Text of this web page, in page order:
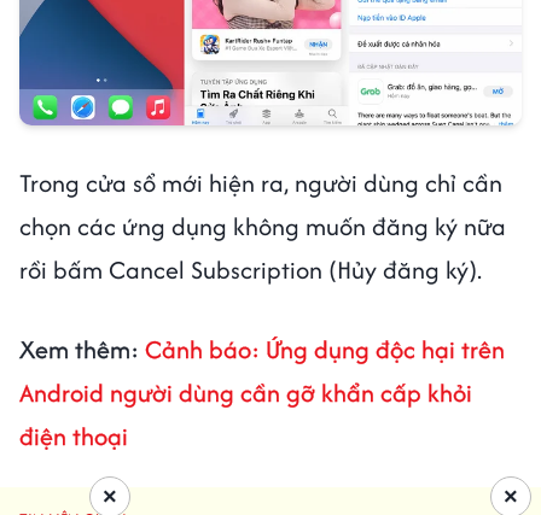
Trong cửa sổ mới hiện ra, người dùng chỉ cần
chọn các ứng dụng không muốn đăng ký nữa
rồi bấm Cancel Subscription (Hủy đăng ký).
Xem thêm: Cảnh báo: Ứng dụng độc hại trên
Android người dùng cần gỡ khẩn cấp khỏi
điện thoại
×
×